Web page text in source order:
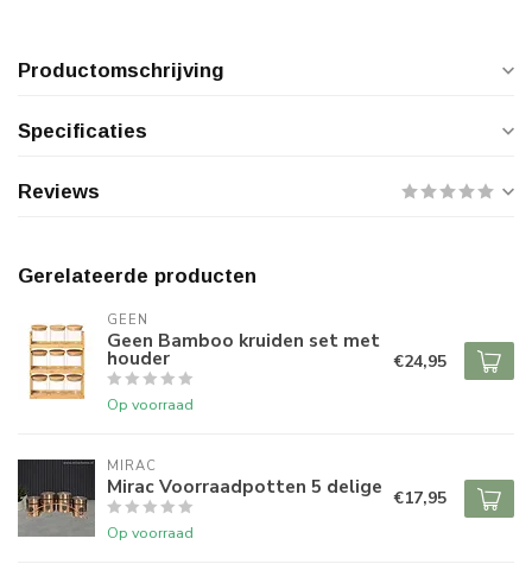
Productomschrijving
Specificaties
Reviews
Gerelateerde producten
GEEN
Geen Bamboo kruiden set met
houder
Op voorraad
€24,95
MIRAC
Mirac Voorraadpotten 5 delige
Op voorraad
€17,95